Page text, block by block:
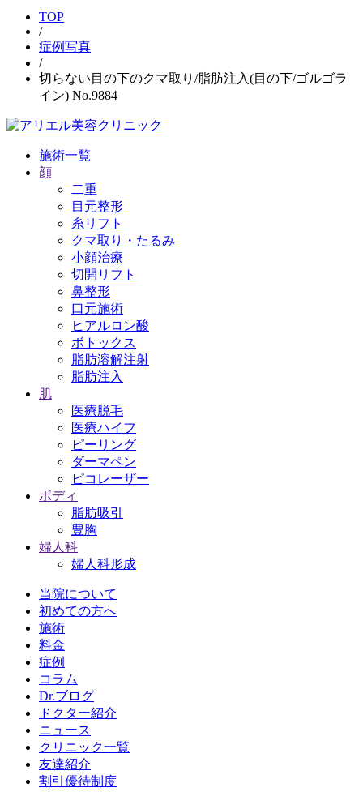
TOP
/
症例写真
/
切らない目の下のクマ取り/脂肪注入(目の下/ゴルゴラ
イン) No.9884
施術一覧
顔
二重
目元整形
糸リフト
クマ取り・たるみ
小顔治療
切開リフト
鼻整形
口元施術
ヒアルロン酸
ボトックス
脂肪溶解注射
脂肪注入
肌
医療脱毛
医療ハイフ
ピーリング
ダーマペン
ピコレーザー
ボディ
脂肪吸引
豊胸
婦人科
婦人科形成
当院について
初めての方へ
施術
料金
症例
コラム
Dr.ブログ
ドクター紹介
ニュース
クリニック一覧
友達紹介
割引優待制度